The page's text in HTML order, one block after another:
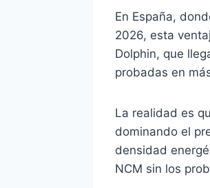
En España,
2026, esta
Dolphin, que
probadas en
La realidad es
dominando el
densidad
NCM sin los